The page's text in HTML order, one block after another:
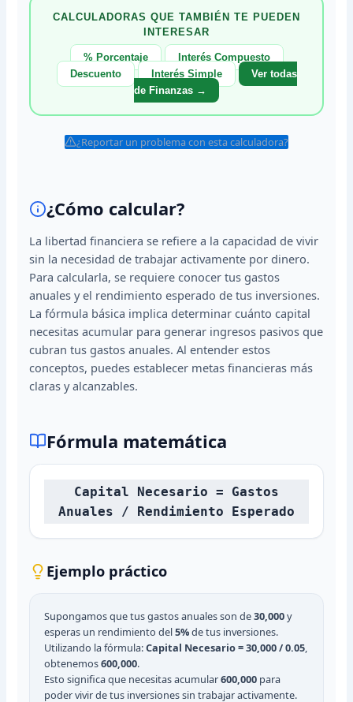
CALCULADORAS QUE TAMBIÉN TE PUEDEN
INTERESAR
% Porcentaje
Interés Compuesto
Descuento
Interés Simple
Ver todas
de Finanzas →
¿Reportar un problema con esta calculadora?
¿Cómo calcular?
La libertad financiera se refiere a la capacidad de vivir
sin la necesidad de trabajar activamente por dinero.
Para calcularla, se requiere conocer tus gastos
anuales y el rendimiento esperado de tus inversiones.
La fórmula básica implica determinar cuánto capital
necesitas acumular para generar ingresos pasivos que
cubran tus gastos anuales. Al entender estos
conceptos, puedes establecer metas financieras más
claras y alcanzables.
Fórmula matemática
Capital Necesario = Gastos
Anuales / Rendimiento Esperado
Ejemplo práctico
Supongamos que tus gastos anuales son de30,000y
esperas un rendimiento del5%de tus inversiones.
Utilizando la fórmula:Capital Necesario = 30,000 / 0.05,
obtenemos600,000.
Esto significa que necesitas acumular600,000 para
poder vivir de tus inversiones sin trabajar activamente.